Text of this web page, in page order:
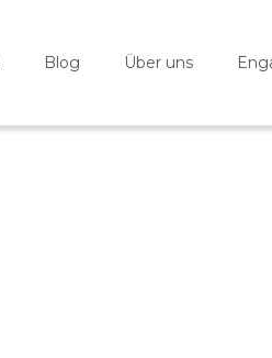
Blog Über uns